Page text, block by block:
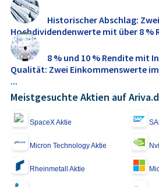
Historischer Abschlag: Zwei
Hochdividendenwerte mit über 8 %
8 % und 10 % Rendite mit
Qualität: Zwei Einkommenswerte
...
Meistgesuchte Aktien auf
SpaceX Aktie
Micron Technology Aktie
Rheinmetall Aktie